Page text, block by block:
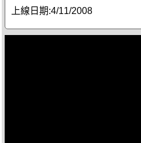
上線日期:4/11/2008